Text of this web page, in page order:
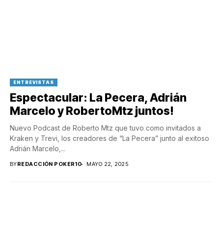
ENTREVISTAS
Espectacular: La Pecera, Adrián
Marcelo y RobertoMtz juntos!
Nuevo Podcast de Roberto Mtz que tuvo como invitados a
Kraken y Trevi, los creadores de “La Pecera” junto al exitoso
Adrián Marcelo,...
BYREDACCIÓN POKER10 MAYO 22, 2025